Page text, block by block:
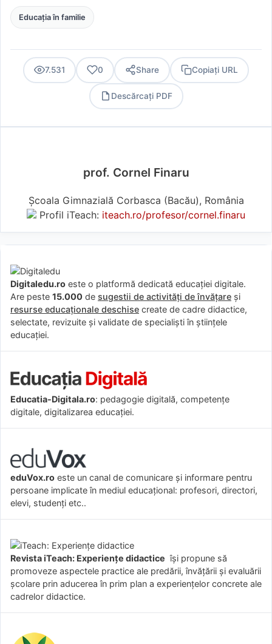
Educația în familie
7.531 0 Share Copiați URL
Descărcați PDF
prof. Cornel Finaru
Școala Gimnazială Corbasca (Bacău), România
Profil iTeach: iteach.ro/profesor/cornel.finaru
Digitaledu.ro este o platformă dedicată educației digitale.
Are peste 15.000 de sugestii de activități de învățare și
resurse educaționale deschise create de cadre didactice,
selectate, revizuite și validate de specialiști în științele
educației.
Educatia-Digitala.ro: pedagogie digitală, competențe
digitale, digitalizarea educației.
eduVox.ro este un canal de comunicare și informare pentru
persoane implicate în mediul educațional: profesori, directori,
elevi, studenți etc..
Revista iTeach: Experienţe didactice îşi propune să
promoveze aspectele practice ale predării, învăţării şi evaluării
şcolare prin aducerea în prim plan a experienţelor concrete ale
cadrelor didactice.